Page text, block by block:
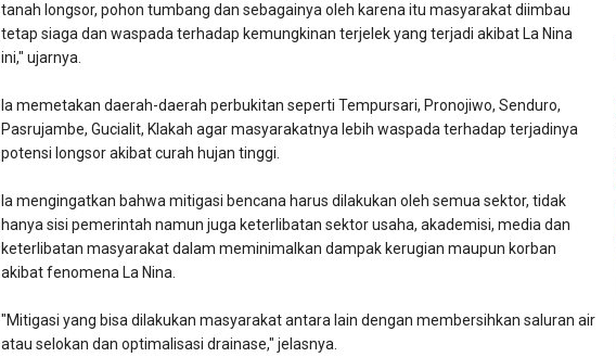
tanah longsor, pohon tumbang dan sebagainya oleh karena itu masyarakat diimbau
tetap siaga dan waspada terhadap kemungkinan terjelek yang terjadi akibat La Nina
ini," ujarnya.
Ia memetakan daerah-daerah perbukitan seperti Tempursari, Pronojiwo, Senduro,
Pasrujambe, Gucialit, Klakah agar masyarakatnya lebih waspada terhadap terjadinya
potensi longsor akibat curah hujan tinggi.
Ia mengingatkan bahwa mitigasi bencana harus dilakukan oleh semua sektor, tidak
hanya sisi pemerintah namun juga keterlibatan sektor usaha, akademisi, media dan
keterlibatan masyarakat dalam meminimalkan dampak kerugian maupun korban
akibat fenomena La Nina.
"Mitigasi yang bisa dilakukan masyarakat antara lain dengan membersihkan saluran air
atau selokan dan optimalisasi drainase," jelasnya.